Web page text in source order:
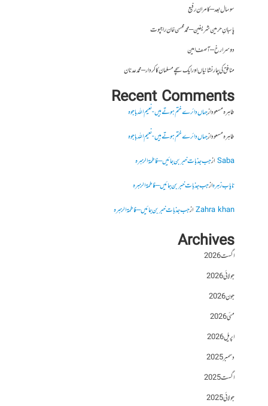
سو سال بعد – کامران رفیع
پاسبانِ حرمین شریفین – محمد محسن خان راجپوت
دوسرا رخ – آصف امین
منافق کی چار نشانیاں اور ایک سچے مسلمان کا کردار – محمد عدنان
Recent Comments
طاہرہ مسعودازجہاں دائرے ختم ہوتے ہیں- نعیم اللہ باجوہ
طاہرہ مسعودازجہاں دائرے ختم ہوتے ہیں- نعیم اللہ باجوہ
Sabaازجب جذبات خبر بن جائیں – فاطمۃالزہرہ
نایاب زہرہازجب جذبات خبر بن جائیں – فاطمۃالزہرہ
Zahra khanازجب جذبات خبر بن جائیں – فاطمۃالزہرہ
Archives
اگست 2026
جولائی 2026
جون 2026
مئی 2026
اپریل 2026
دسمبر 2025
اگست 2025
جولائی 2025